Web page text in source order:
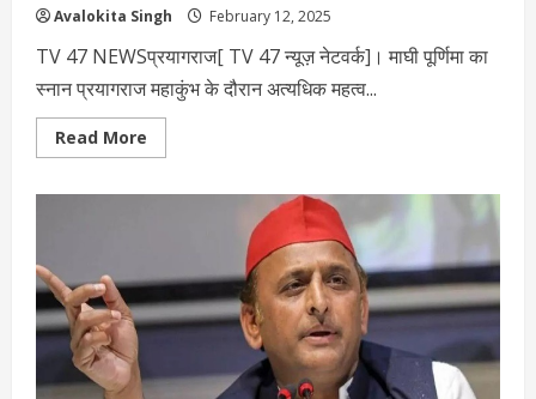
Avalokita Singh February 12, 2025
TV 47 NEWSप्रयागराज[ TV 47 न्यूज़ नेटवर्क]। माघी पूर्णिमा का
स्नान प्रयागराज महाकुंभ के दौरान अत्यधिक महत्व...
Read More
more
पुण्य
प्राप्ति
का
अवसर